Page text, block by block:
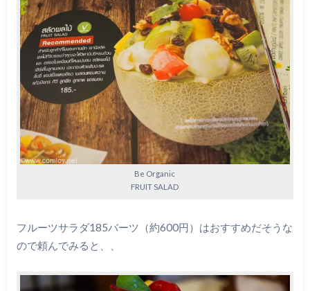
Be Organic
FRUIT SALAD
フルーツサラダ185バーツ（約600円）はおすすめだそうな
ので頼んでみると、、